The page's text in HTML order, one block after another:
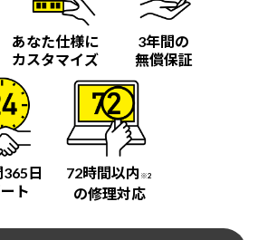
あなた仕様に
カスタマイズ
3年間の
無償保証
日
ト
72時間以内 ※2
の修理対応